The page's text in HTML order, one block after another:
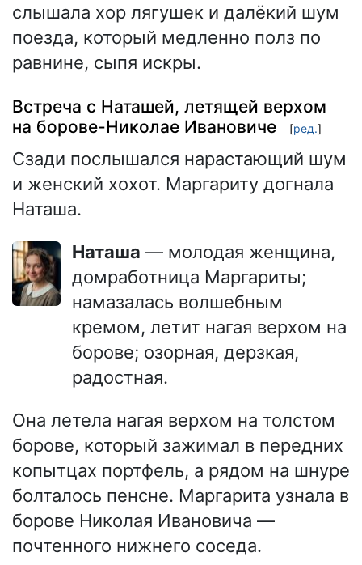
слышала хор лягушек и далёкий шум
поезда, который медленно полз по
равнине, сыпя искры.
Встреча с Наташей, летящей верхом
на борове-Николае Ивановиче
[ред.]
Сзади послышался нарастающий шум
и женский хохот. Маргариту догнала
Наташа.
Наташа — молодая женщина,
домработница Маргариты;
намазалась волшебным
кремом, летит нагая верхом на
борове; озорная, дерзкая,
радостная.
Она летела нагая верхом на толстом
борове, который зажимал в передних
копытцах портфель, а рядом на шнуре
болталось пенсне. Маргарита узнала в
борове Николая Ивановича —
почтенного нижнего соседа.